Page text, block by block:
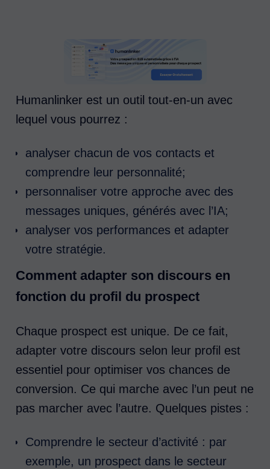
Humanlinker est un outil tout-en-un avec
lequel vous pourrez :
analyser chacun de vos contacts et
comprendre leur personnalité;
personnaliser votre approche avec des
messages uniques, générés avec l’IA;
analyser vos performances et adapter
votre stratégie.
Comment adapter son discours en
fonction du profil du prospect
Chaque prospect est unique. De ce fait,
adapter votre discours selon leur profil est
essentiel pour optimiser vos chances de
conversion. Ce qui marche avec l’un peut ne
pas marcher avec l’autre. Quelques pistes :
Comprendre le secteur d’activité : par
exemple, un prospect dans le secteur